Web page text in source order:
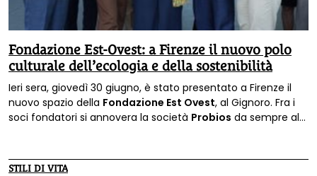
Fondazione Est-Ovest: a Firenze il nuovo polo
culturale dell’ecologia e della sostenibilità
Ieri sera, giovedì 30 giugno, è stato presentato a Firenze il
nuovo spazio della Fondazione Est Ovest, al Gignoro. Fra i
soci fondatori si annovera la società Probios da sempre al
e il direttore editoriale di Terra Nuova, Mimmo Tringale.
STILI DI VITA